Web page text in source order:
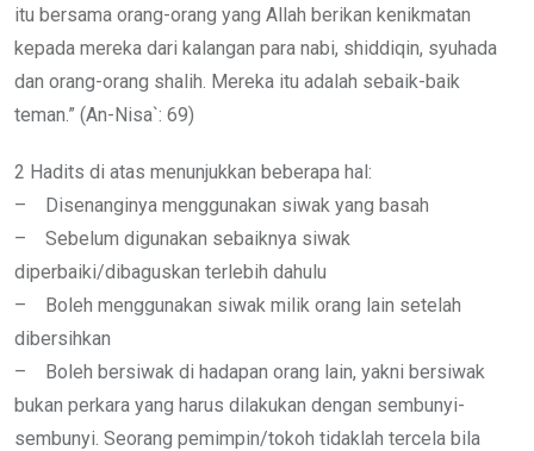
itu bersama orang-orang yang Allah berikan kenikmatan
kepada mereka dari kalangan para nabi, shiddiqin, syuhada
dan orang-orang shalih. Mereka itu adalah sebaik-baik
teman.” (An-Nisa`: 69)
2 Hadits di atas menunjukkan beberapa hal:
– Disenanginya menggunakan siwak yang basah
– Sebelum digunakan sebaiknya siwak
diperbaiki/dibaguskan terlebih dahulu
– Boleh menggunakan siwak milik orang lain setelah
dibersihkan
– Boleh bersiwak di hadapan orang lain, yakni bersiwak
bukan perkara yang harus dilakukan dengan sembunyi-
sembunyi. Seorang pemimpin/tokoh tidaklah tercela bila